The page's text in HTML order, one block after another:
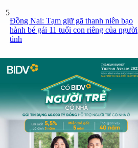
5
Đồng Nai: Tạm giữ gã thanh niên bạo
hành bé gái 11 tuổi con riêng của người
tình